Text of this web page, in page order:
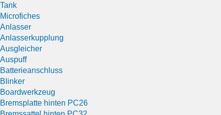
Tank
Microfiches
Anlasser
Anlasserkupplung
Ausgleicher
Auspuff
Batterieanschluss
Blinker
Boardwerkzeug
Bremsplatte hinten PC26